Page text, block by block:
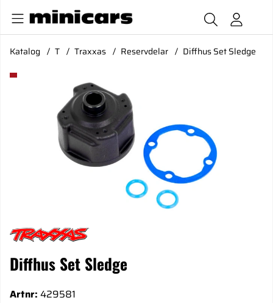
Katalog T Traxxas Reservdelar Diffhus Set Sledge
Produktbilder Diffhus Set Sledge
Diffhus Set Sledge
Artnr: 429581